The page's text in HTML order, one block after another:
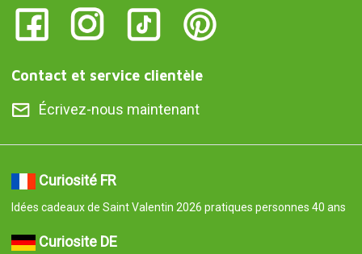
Contact et service clientèle
Écrivez-nous maintenant
Curiosité FR
Idées cadeaux de Saint Valentin 2026 pratiques personnes 40 ans
Curiosite DE